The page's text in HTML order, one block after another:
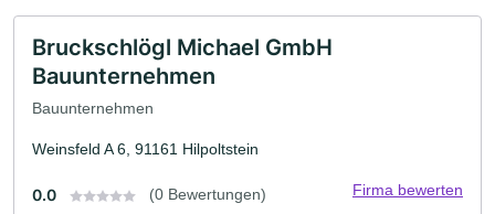
Bruckschlögl Michael GmbH
Bauunternehmen
Bauunternehmen
Weinsfeld A 6, 91161 Hilpoltstein
0.0 (0 Bewertungen) Firma bewerten